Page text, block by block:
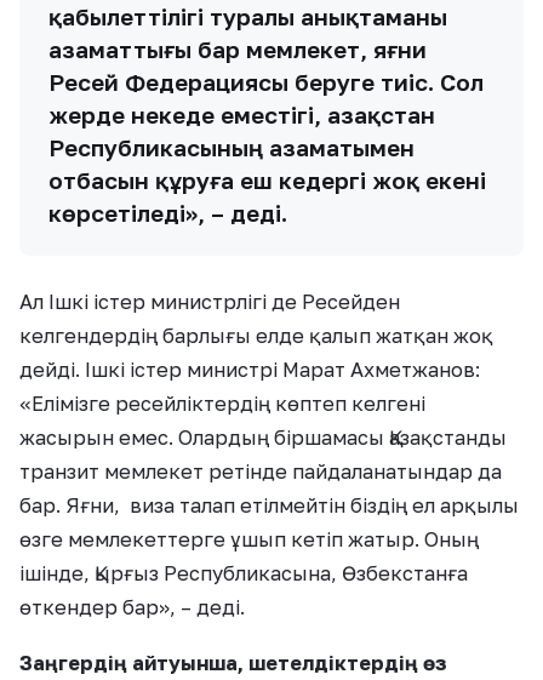
қабылеттілігі туралы анықтаманы
азаматтығы бар мемлекет, яғни
Ресей Федерациясы беруге тиіс. Сол
жерде некеде еместігі, Қазақстан
Республикасының азаматымен
отбасын құруға еш кедергі жоқ екені
көрсетіледі», – деді.
Ал Ішкі істер министрлігі де Ресейден
келгендердің барлығы елде қалып жатқан жоқ
дейді. Ішкі істер министрі Марат Ахметжанов:
«Елімізге ресейліктердің көптеп келгені
жасырын емес. Олардың біршамасы Қазақстанды
транзит мемлекет ретінде пайдаланатындар да
бар. Яғни, виза талап етілмейтін біздің ел арқылы
өзге мемлекеттерге ұшып кетіп жатыр. Оның
ішінде, Қырғыз Республикасына, Өзбекстанға
өткендер бар», – деді.
Заңгердің айтуынша, шетелдіктердің өз